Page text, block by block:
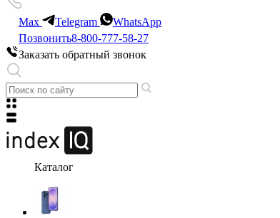
Max Telegram
WhatsApp
Позвонить8-800-777-58-27
Заказать обратный звонок
Каталог